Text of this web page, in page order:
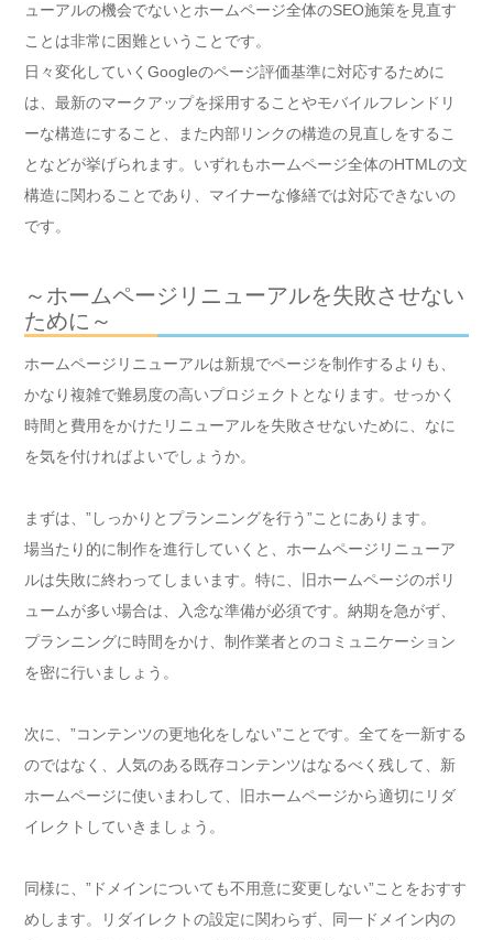
ューアルの機会でないとホームページ全体のSEO施策を見直す
ことは非常に困難ということです。
日々変化していくGoogleのページ評価基準に対応するために
は、最新のマークアップを採用することやモバイルフレンドリ
ーな構造にすること、また内部リンクの構造の見直しをするこ
となどが挙げられます。いずれもホームページ全体のHTMLの文
構造に関わることであり、マイナーな修繕では対応できないの
です。
～ホームページリニューアルを失敗させない
ために～
ホームページリニューアルは新規でページを制作するよりも、
かなり複雑で難易度の高いプロジェクトとなります。せっかく
時間と費用をかけたリニューアルを失敗させないために、なに
を気を付ければよいでしょうか。
まずは、”しっかりとプランニングを行う”ことにあります。
場当たり的に制作を進行していくと、ホームページリニューア
ルは失敗に終わってしまいます。特に、旧ホームページのボリ
ュームが多い場合は、入念な準備が必須です。納期を急がず、
プランニングに時間をかけ、制作業者とのコミュニケーション
を密に行いましょう。
次に、”コンテンツの更地化をしない”ことです。全てを一新する
のではなく、人気のある既存コンテンツはなるべく残して、新
ホームページに使いまわして、旧ホームページから適切にリダ
イレクトしていきましょう。
同様に、”ドメインについても不用意に変更しない”ことをおすす
めします。リダイレクトの設定に関わらず、同一ドメイン内の